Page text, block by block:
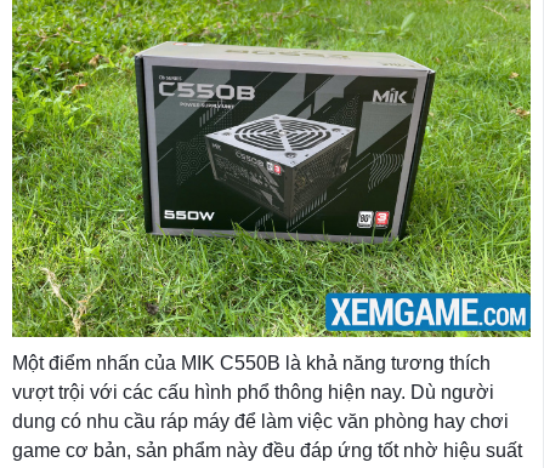
Một điểm nhấn của MIK C550B là khả năng tương thích
vượt trội với các cấu hình phổ thông hiện nay. Dù người
dung có nhu cầu ráp máy để làm việc văn phòng hay chơi
game cơ bản, sản phẩm này đều đáp ứng tốt nhờ hiệu suất